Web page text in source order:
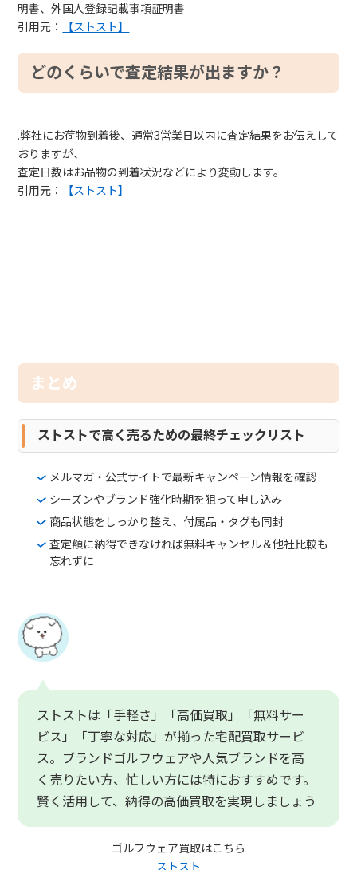
明書、外国人登録記載事項証明書
引用元：
【ストスト】
どのくらいで査定結果が出ますか？
.弊社にお荷物到着後、通常3営業日以内に査定結果をお伝えして
おりますが、
査定日数はお品物の到着状況などにより変動します。
引用元：
【ストスト】
まとめ
ストストで高く売るための最終チェックリスト
メルマガ・公式サイトで最新キャンペーン情報を確認
シーズンやブランド強化時期を狙って申し込み
商品状態をしっかり整え、付属品・タグも同封
査定額に納得できなければ無料キャンセル＆他社比較も
忘れずに
ストストは「手軽さ」「高価買取」「無料サー
ビス」「丁寧な対応」が揃った宅配買取サービ
ス。ブランドゴルフウェアや人気ブランドを高
く売りたい方、忙しい方には特におすすめです。
賢く活用して、納得の高価買取を実現しましょう
ゴルフウェア買取はこちら
ストスト